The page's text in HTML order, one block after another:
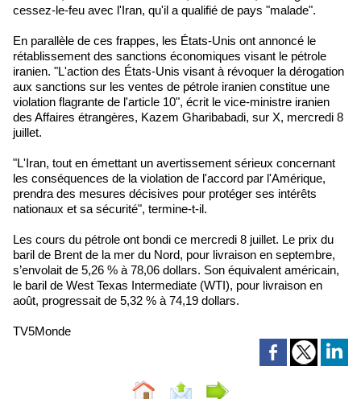
cessez-le-feu avec l'Iran, qu'il a qualifié de pays "malade".
En parallèle de ces frappes, les États-Unis ont annoncé le
rétablissement des sanctions économiques visant le pétrole
iranien. "L'action des États-Unis visant à révoquer la dérogation
aux sanctions sur les ventes de pétrole iranien constitue une
violation flagrante de l'article 10", écrit le vice-ministre iranien
des Affaires étrangères, Kazem Gharibabadi, sur X, mercredi 8
juillet.
"L'Iran, tout en émettant un avertissement sérieux concernant
les conséquences de la violation de l'accord par l'Amérique,
prendra des mesures décisives pour protéger ses intérêts
nationaux et sa sécurité", termine-t-il.
Les cours du pétrole ont bondi ce mercredi 8 juillet. Le prix du
baril de Brent de la mer du Nord, pour livraison en septembre,
s’envolait de 5,26 % à 78,06 dollars. Son équivalent américain,
le baril de West Texas Intermediate (WTI), pour livraison en
août, progressait de 5,32 % à 74,19 dollars.
TV5Monde